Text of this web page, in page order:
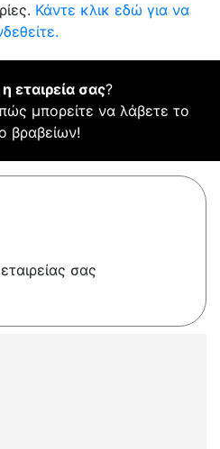
Κάντε κλικ εδώ για να
εταιρεία σας?
μπορείτε να λάβετε το
βραβείων!
σας